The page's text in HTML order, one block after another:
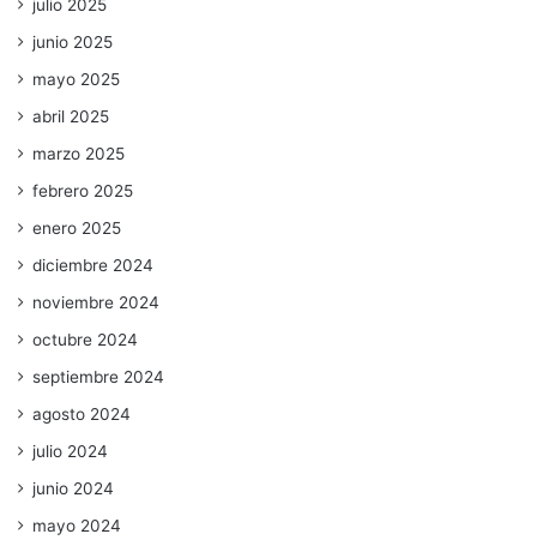
julio 2025
junio 2025
mayo 2025
abril 2025
marzo 2025
febrero 2025
enero 2025
diciembre 2024
noviembre 2024
octubre 2024
septiembre 2024
agosto 2024
julio 2024
junio 2024
mayo 2024